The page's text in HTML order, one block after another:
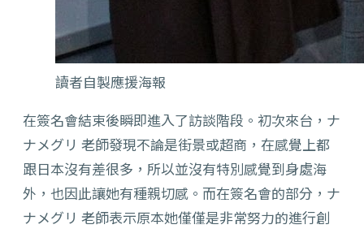
讀者自製應援海報
在簽名會結束後瞬即進入了訪談階段。初次來台，ナ
ナメグリ 老師發現不論是街景或超商，在感覺上都
跟日本沒有差很多，所以並沒有特別感覺到身處海
外，也因此讓她有種親切感。而在簽名會的部分，ナ
ナメグリ 老師表示原本她僅僅是非常努力的進行創